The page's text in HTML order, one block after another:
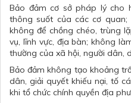
Bảo đảm cơ sở pháp lý cho
thông suốt của các cơ
không để chồng chéo, trùng
vụ, lĩnh vực, địa bàn; không
thường của xã hội, người dân,
Bảo đảm không tạo khoảng
dân, giải quyết khiếu nại, tố
khi tổ chức chính quyền địa